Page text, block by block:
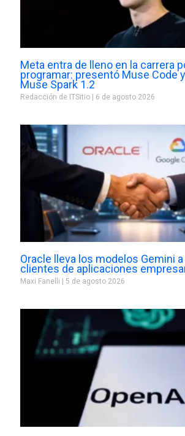
Meta entra de lleno en la carrera
programar: presentó Muse Code
Muse Spark 1.2
Redacción de ITSitio 6 de agosto 2026
Oracle lleva los modelos Gemini
clientes de aplicaciones
Maxi Fanelli 5 de agosto 2026